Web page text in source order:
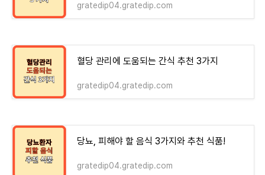
gratedip04.gratedip.com
혈당 관리에 도움되는 간식 추천 3가지
gratedip04.gratedip.com
당뇨, 피해야 할 음식 3가지와 추천 식품!
gratedip04.gratedip.com